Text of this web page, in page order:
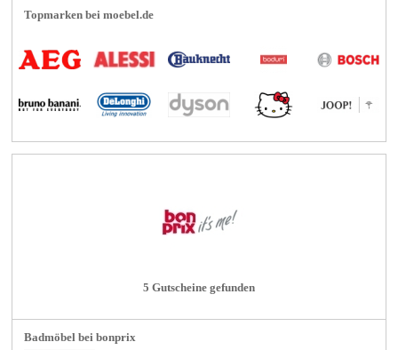
Topmarken bei moebel.de
5 Gutscheine gefunden
Badmöbel bei bonprix